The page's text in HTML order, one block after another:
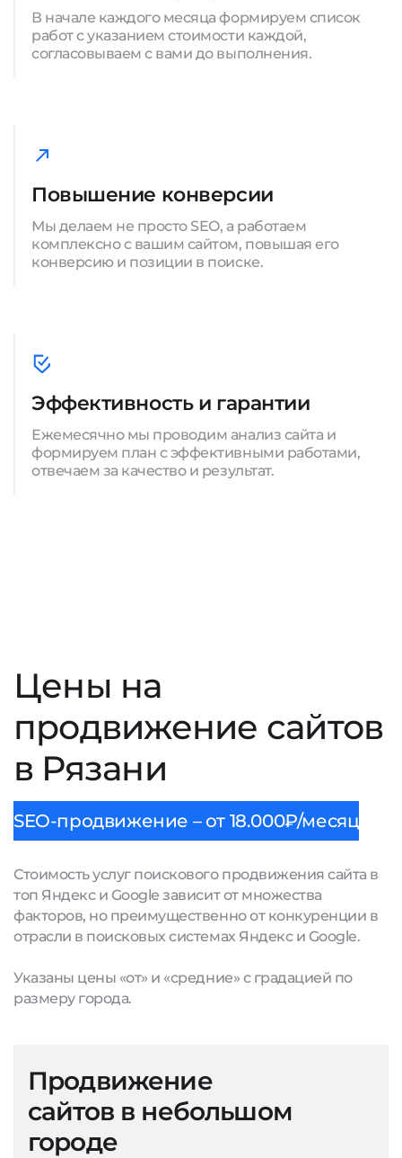
В начале каждого месяца формируем список
работ с указанием стоимости каждой,
согласовываем с вами до выполнения.
Повышение конверсии
Мы делаем не просто SEO, а работаем
комплексно с вашим сайтом, повышая его
конверсию и позиции в поиске.
Эффективность и гарантии
Ежемесячно мы проводим анализ сайта и
формируем план с эффективными работами,
отвечаем за качество и результат.
Цены на
продвижение сайтов
в Рязани
SEO-продвижение – от 18.000₽/месяц
Стоимость услуг поискового продвижения сайта в
топ Яндекс и Google зависит от множества
факторов, но преимущественно от конкуренции в
отрасли в поисковых системах Яндекс и Google.
Указаны цены «от» и «средние» с градацией по
размеру города.
Продвижение
сайтов в небольшом
городе